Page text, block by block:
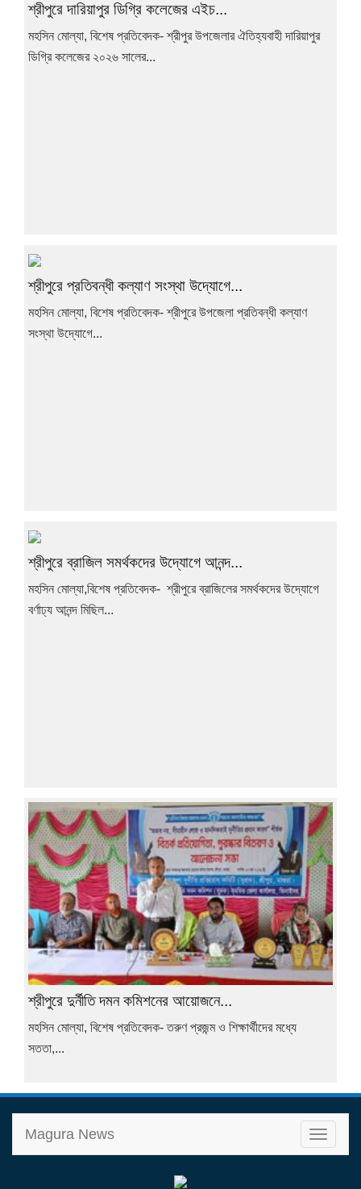
শ্রীপুরে দারিয়াপুর ডিগ্রি কলেজের এইচ...
মহসিন মোল্যা, বিশেষ প্রতিবেদক- শ্রীপুর উপজেলার ঐতিহ্যবাহী দারিয়াপুর
ডিগ্রি কলেজের ২০২৬ সালের...
শ্রীপুরে প্রতিবন্ধী কল্যাণ সংস্থা উদ্যোগে...
মহসিন মোল্যা, বিশেষ প্রতিবেদক- শ্রীপুরে উপজেলা প্রতিবন্ধী কল্যাণ
সংস্থা উদ্যোগে...
শ্রীপুরে ব্রাজিল সমর্থকদের উদ্যোগে আনন্দ...
মহসিন মোল্যা,বিশেষ প্রতিবেদক- শ্রীপুরে ব্রাজিলের সমর্থকদের উদ্যোগে
বর্ণাঢ্য আনন্দ মিছিল...
শ্রীপুরে দুর্নীতি দমন কমিশনের আয়োজনে...
মহসিন মোল্যা, বিশেষ প্রতিবেদক- তরুণ প্রজন্ম ও শিক্ষার্থীদের মধ্যে
সততা,...
T
o
g
l
Magura News